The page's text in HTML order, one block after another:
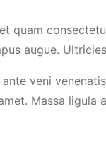
quam
augue.
veni
Massa